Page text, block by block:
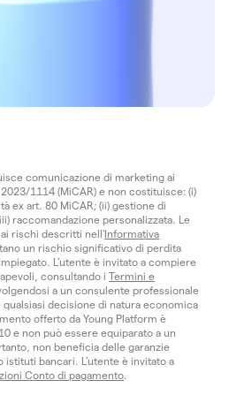
comunicazione di marketing ai
1114 (MiCAR) e non costituisce: (i)
ex art. 80 MiCAR; (ii) gestione di
raccomandazione personalizzata. Le
rischi descritti nell'Informativa
un rischio significativo di perdita
L’utente è invitato a compiere
consultando i Termini e
a un consulente professionale
decisione di natura economica
offerto da Young Platform è
e non può essere equiparato a un
non beneficia delle garanzie
bancari. L’utente è invitato a
Conto di pagamento.